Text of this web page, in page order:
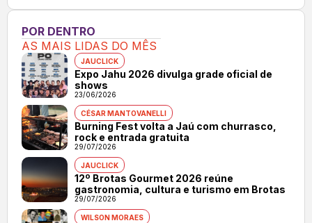
POR DENTRO
AS MAIS LIDAS DO MÊS
JAUCLICK
Expo Jahu 2026 divulga grade oficial de
shows
23/06/2026
CÉSAR MANTOVANELLI
Burning Fest volta a Jaú com churrasco,
rock e entrada gratuita
29/07/2026
JAUCLICK
12º Brotas Gourmet 2026 reúne
gastronomia, cultura e turismo em Brotas
29/07/2026
WILSON MORAES